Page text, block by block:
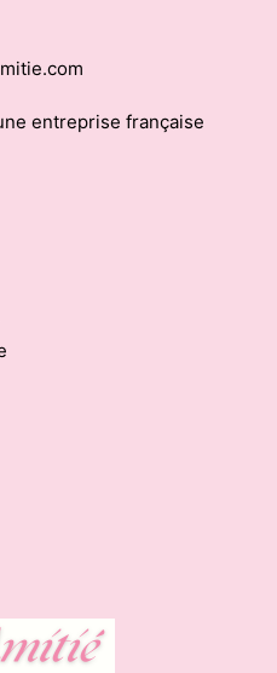
entreprise française